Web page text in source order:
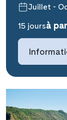
Teile diese
###
Juillet -
15 joursà